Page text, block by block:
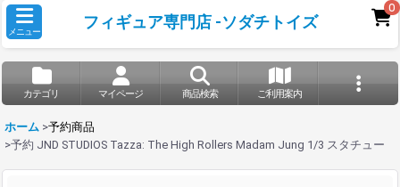
メニュー
フィギュア専門店 -ソダチトイズ
0
カテゴリ マイページ 商品検索 ご利用案内
ホーム >予約商品
>予約 JND STUDIOS Tazza: The High Rollers Madam Jung 1/3 スタチュー